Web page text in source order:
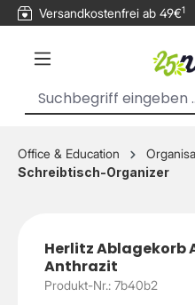
springen
Versandkostenfrei ab 49€1
Office & Education
Schreibtisch-Organizer
Herlitz Ablagekorb
Anthrazit
Produkt-Nr.: 7b40b2